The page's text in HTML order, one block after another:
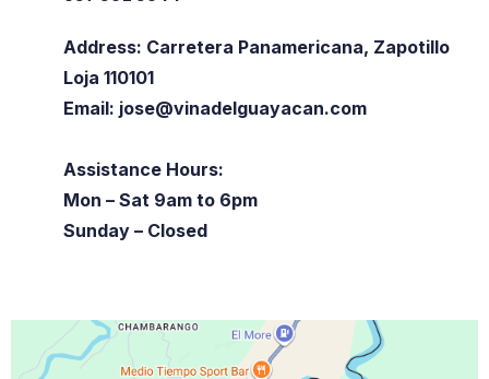
Address: Carretera Panamericana, Zapotillo
Loja 110101
Email: jose@vinadelguayacan.com
Assistance Hours:
Mon – Sat 9am to 6pm
Sunday – Closed